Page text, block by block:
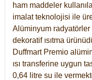
ham maddeler
imalat teknolojisi ile
Alüminyum
dekoratif ısıtma
Duffmart Premio
ısı transferine uygun
0,64 litre su ile